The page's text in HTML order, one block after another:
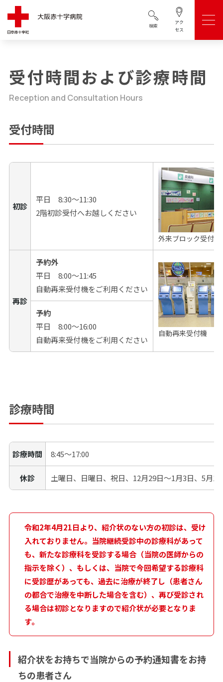
検索
アク
セス
受付時間および診療時間
Reception and Consultation Hours
受付時間
初診
平日 8:30～11:30
2階初診受付へお越しください
外来ブロック受付
再診
予約外
平日 8:00～11:45
自動再来受付機をご利用ください
自動再来受付機
予約
平日 8:00～16:00
自動再来受付機をご利用ください
診療時間
診療時間 8:45～17:00
休診 土曜日、日曜日、祝日、12月29日～1月3日、5月1
令和2年4月21日より、紹介状のない方の初診は、受け
入れておりません。当院継続受診中の診療科があって
も、新たな診療科を受診する場合（当院の医師からの
指示を除く）、もしくは、当院で今回希望する診療科
に受診歴があっても、過去に治療が終了し（患者さん
の都合で治療を中断した場合を含む）、再び受診され
る場合は初診となりますので紹介状が必要となりま
す。
紹介状をお持ちで当院からの予約通知書をお持
ちの患者さん